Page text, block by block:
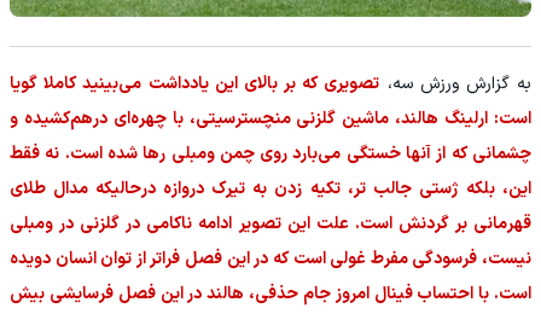
به گزارش ورزش سه، تصویری که بر بالای این یادداشت می‌بینید کاملا گویا
است: ارلینگ هالند، ماشین گلزنی منچسترسیتی، با چهره‌ای درهم‌کشیده و
چشمانی که از آنها خستگی می‌بارد روی چمن ومبلی رها شده است. نه فقط
این، بلکه ژستی جالب تر، تکیه زدن به تیرک دروازه درحالیکه مدال طلای
قهرمانی بر گردنش است. علت این تصویر ادامه ناکامی در گلزنی در ومبلی
نیست، فرسودگی مفرط غولی است که در این فصل فراتر از توان انسان دویده
است. با احتساب فینال امروز جام حذفی، هالند در این فصل فرسایشی بیش